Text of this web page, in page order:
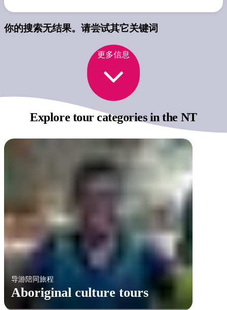
你的搜索无结果。请尝试其它关键词
更多信息
Explore tour categoriesin the NT
导游陪同旅程
Aboriginal culture tours